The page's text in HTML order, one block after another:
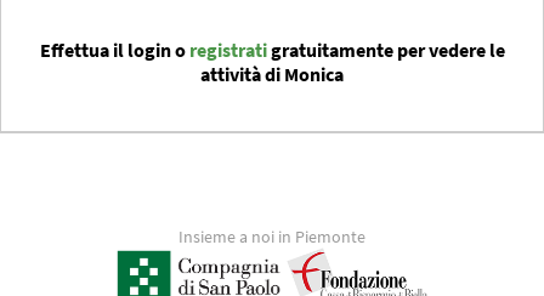
Effettua il login o registratigratuitamente per vedere le
attività di Monica
Insieme a noi in Piemonte